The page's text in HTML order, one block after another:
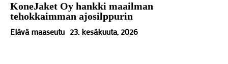
KoneJaket Oy hankki maailman
tehokkaimman ajosilppurin
Elävä maaseutu 23. kesäkuuta, 2026